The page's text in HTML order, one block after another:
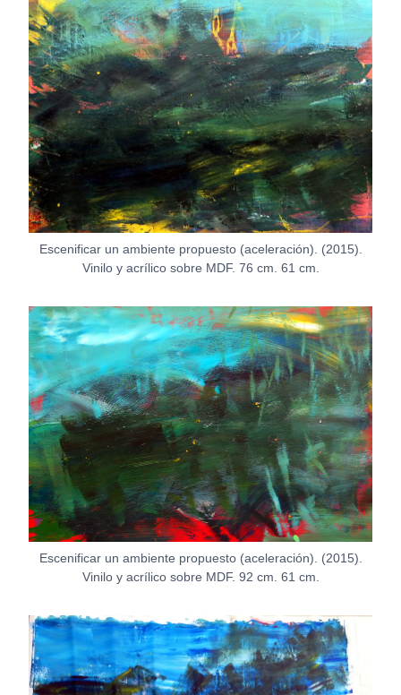
Escenificar un ambiente propuesto (aceleración). (2015).
Vinilo y acrílico sobre MDF. 76 cm. 61 cm.
Escenificar un ambiente propuesto (aceleración). (2015).
Vinilo y acrílico sobre MDF. 92 cm. 61 cm.